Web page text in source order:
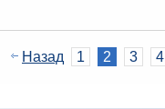
Назад 1 2 3 4